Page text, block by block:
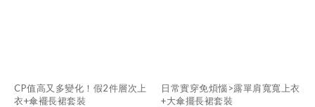
CP值高又多變化！假2件層次上
衣+傘襬長裙套裝
日常實穿免煩惱>露單肩寬寬上衣
+大傘擺長裙套裝